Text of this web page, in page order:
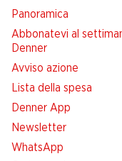
Panoramica
Abbonatevi al
Denner
Avviso azione
Lista della spesa
Denner App
Newsletter
WhatsApp